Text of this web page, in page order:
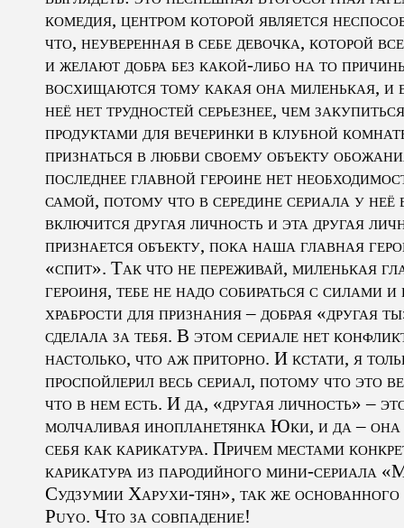
комедия, центром которой является
что, неуверенная в себе девочка, которой
и желают добра без какой-либо на то
восхищаются тому какая она миленькая, и
неё нет трудностей серьезнее, чем закупиться
продуктами для вечеринки в клубной
признаться в любви своему объекту
последнее главной героине нет
самой, потому что в середине сериала у неё
включится другая личность и эта другая
признается объекту, пока наша главная
«спит». Так что не переживай, миленькая
героиня, тебе не надо собираться с силами и
храбрости для признания – добрая «другая
сделала за тебя. В этом сериале нет
настолько, что аж приторно. И кстати, я
проспойлерил весь сериал, потому что это
что в нем есть. И да, «другая личность» –
молчаливая инопланетянка Юки, и да – она
себя как карикатура. Причем местами
карикатура из пародийного мини-сериала
Судзумии Харухи-тян», так же
Puyo. Что за совпадение!